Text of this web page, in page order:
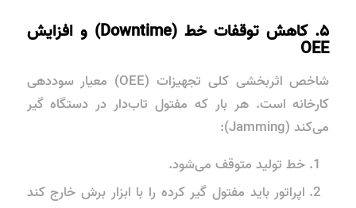
۵. کاهش توقفات خط (Downtime) و افزایش
OEE
شاخص اثربخشی کلی تجهیزات (OEE) معیار سوددهی
کارخانه است. هر بار که مفتول تاب‌دار در دستگاه گیر
می‌کند (Jamming):
خط تولید متوقف می‌شود.
اپراتور باید مفتول گیر کرده را با ابزار برش خارج کند